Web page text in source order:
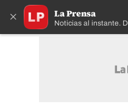
× La Prensa
Noticias al instante.